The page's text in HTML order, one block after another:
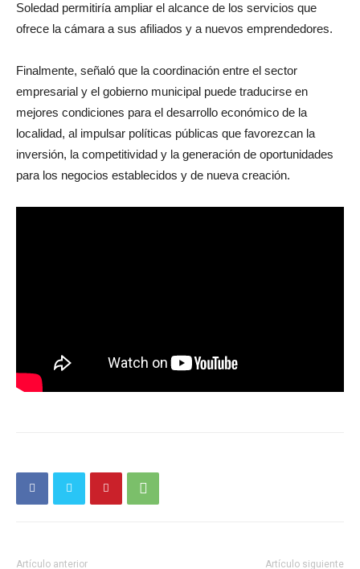
Soledad permitiría ampliar el alcance de los servicios que
ofrece la cámara a sus afiliados y a nuevos emprendedores.
Finalmente, señaló que la coordinación entre el sector
empresarial y el gobierno municipal puede traducirse en
mejores condiciones para el desarrollo económico de la
localidad, al impulsar políticas públicas que favorezcan la
inversión, la competitividad y la generación de oportunidades
para los negocios establecidos y de nueva creación.
Artículo anterior Artículo siguiente